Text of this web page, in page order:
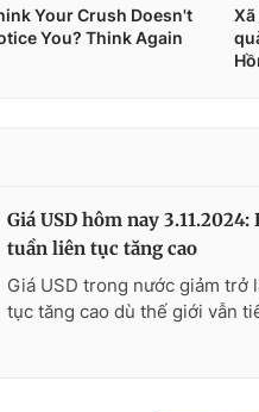
Giá USD hôm nay
tuần liên tục tăng cao
Giá USD trong nước giảm trở
tục tăng cao dù thế giới vẫn